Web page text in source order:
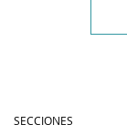
SECCIONES